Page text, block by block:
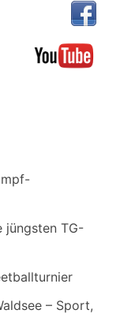
jüngsten TG-
– Sport,